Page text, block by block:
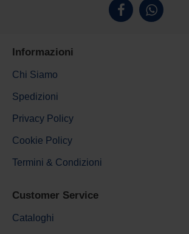
Informazioni
Chi Siamo
Spedizioni
Privacy Policy
Cookie Policy
Termini & Condizioni
Customer Service
Cataloghi